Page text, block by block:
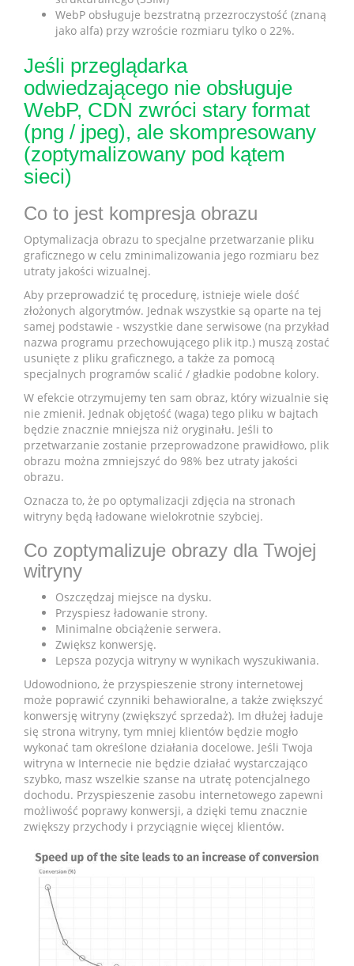
WebP obsługuje bezstratną przezroczystość (znaną
jako alfa) przy wzroście rozmiaru tylko o 22%.
Jeśli przeglądarka
odwiedzającego nie obsługuje
WebP, CDN zwróci stary format
(png / jpeg), ale skompresowany
(zoptymalizowany pod kątem
sieci)
Co to jest kompresja obrazu
Optymalizacja obrazu to specjalne przetwarzanie pliku
graficznego w celu zminimalizowania jego rozmiaru bez
utraty jakości wizualnej.
Aby przeprowadzić tę procedurę, istnieje wiele dość
złożonych algorytmów. Jednak wszystkie są oparte na tej
samej podstawie - wszystkie dane serwisowe (na przykład
nazwa programu przechowującego plik itp.) muszą zostać
usunięte z pliku graficznego, a także za pomocą
specjalnych programów scalić / gładkie podobne kolory.
W efekcie otrzymujemy ten sam obraz, który wizualnie się
nie zmienił. Jednak objętość (waga) tego pliku w bajtach
będzie znacznie mniejsza niż oryginału. Jeśli to
przetwarzanie zostanie przeprowadzone prawidłowo, plik
obrazu można zmniejszyć do 98% bez utraty jakości
obrazu.
Oznacza to, że po optymalizacji zdjęcia na stronach
witryny będą ładowane wielokrotnie szybciej.
Co zoptymalizuje obrazy dla Twojej
witryny
Oszczędzaj miejsce na dysku.
Przyspiesz ładowanie strony.
Minimalne obciążenie serwera.
Zwiększ konwersję.
Lepsza pozycja witryny w wynikach wyszukiwania.
Udowodniono, że przyspieszenie strony internetowej
może poprawić czynniki behawioralne, a także zwiększyć
konwersję witryny (zwiększyć sprzedaż). Im dłużej ładuje
się strona witryny, tym mniej klientów będzie mogło
wykonać tam określone działania docelowe. Jeśli Twoja
witryna w Internecie nie będzie działać wystarczająco
szybko, masz wszelkie szanse na utratę potencjalnego
dochodu. Przyspieszenie zasobu internetowego zapewni
możliwość poprawy konwersji, a dzięki temu znacznie
zwiększy przychody i przyciągnie więcej klientów.